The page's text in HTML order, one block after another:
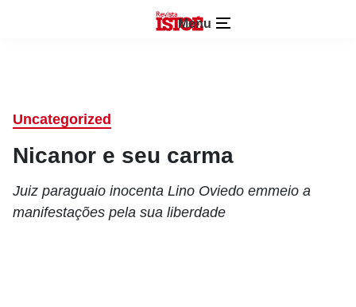
Menu
Uncategorized
Nicanor e seu carma
Juiz paraguaio inocenta Lino Oviedo emmeio a
manifestações pela sua liberdade